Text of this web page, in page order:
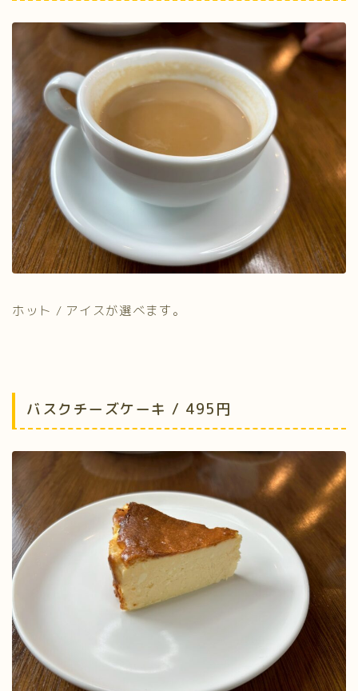
ホット / アイスが選べます。
バスクチーズケーキ / 495円